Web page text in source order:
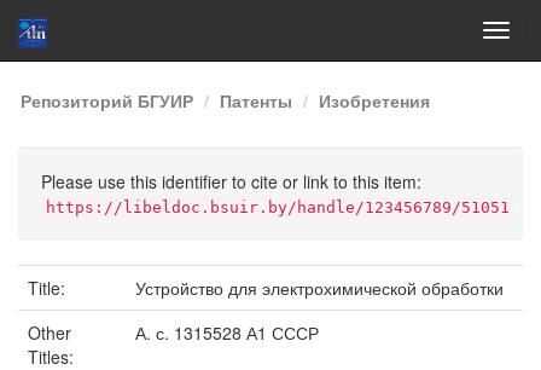
Skip
navigation
Репозиторий БГУИР Патенты Изобретения
Please use this identifier to cite or link to this item:
https://libeldoc.bsuir.by/handle/123456789/51051
Title:
Устройство для электрохимической обработки
Other
Titles:
А. с. 1315528 А1 СССР